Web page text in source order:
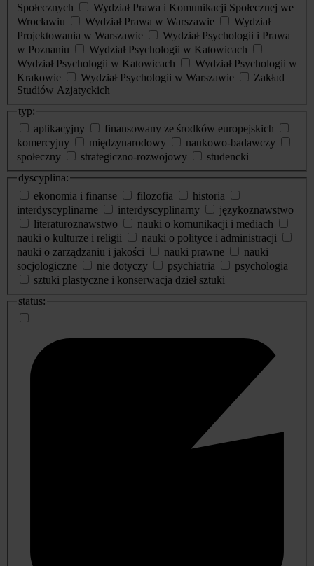
Społecznych
Wydział Prawa i Komunikacji Społecznej we
Wrocławiu
Wydział Prawa w Warszawie
Wydział
Projektowania w Warszawie
Wydział Psychologii i Prawa
w Poznaniu
Wydział Psychologii w Katowicach
Wydział Psychologii w Katowicach
Wydział Psychologii w
Krakowie
Wydział Psychologii w Warszawie
Zakład
Studiów Azjatyckich
typ:
aplikacyjny
finansowany ze środków europejskich
komercyjny
międzynarodowy
naukowo-badawczy
społeczny
strategiczno-rozwojowy
studencki
dyscyplina:
ekonomia i finanse
filozofia
historia
interdyscyplinarne
interdyscyplinarny
językoznawstwo
literaturoznawstwo
nauki o komunikacji i mediach
nauki o kulturze i religii
nauki o polityce i administracji
nauki o zarządzaniu i jakości
nauki prawne
nauki
socjologiczne
nie dotyczy psychiatria
psychologia
sztuki plastyczne i konserwacja dzieł sztuki
status: